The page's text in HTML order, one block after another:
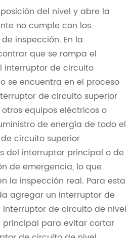
del nivel y abre la
no cumple con los
inspección. En la
que se rompa el
interruptor de circuito
se encuentra en el proceso
de circuito superior
equipos eléctricos o
de energía de todo el
circuito superior
del interruptor principal o de
de emergencia, lo que
la inspección real. Para esta
agregar un interruptor de
de circuito de nivel
principal para evitar cortar